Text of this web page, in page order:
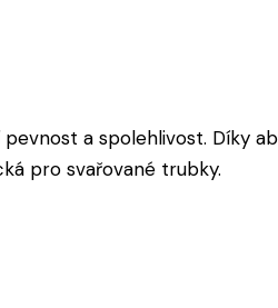
a spolehlivost. Díky
pro svařované trubky.